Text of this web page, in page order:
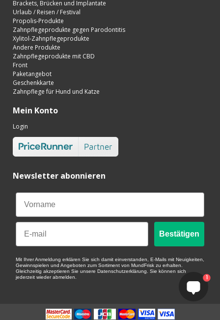
Brackets, Brücken und Implantate
Urlaub / Reisen / Festival
Propolis-Produkte
Zahnpflegeprodukte gegen Parodontitis
Xylitol-Zahnpflegeprodukte
Andere Produkte
Zahnpflegeprodukte mit CBD
Front
Paketangebot
Geschenkkarte
Zahnpflege für Hund und Katze
Mein Konto
Login
Newsletter abonnieren
Email
Bestätigen
Mit Ihrer Anmeldung erklären Sie sich damit einverstanden, E-Mails mit Neuigkeiten,
Gewinnspielen und Angeboten zum Sortiment von MundFrisk zu erhalten.
Gleichzeitig akzeptieren Sie unsere Datenschutzerklärung. Sie können sich
jederzeit wieder abmelden.
1